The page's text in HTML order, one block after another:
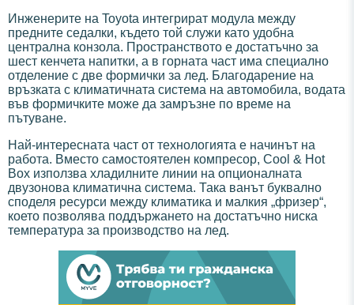
Инженерите на Toyota интегрират модула между
предните седалки, където той служи като удобна
централна конзола. Пространството е достатъчно за
шест кенчета напитки, а в горната част има специално
отделение с две формички за лед. Благодарение на
връзката с климатичната система на автомобила, водата
във формичките може да замръзне по време на
пътуване.
Най-интересната част от технологията е начинът на
работа. Вместо самостоятелен компресор, Cool & Hot
Box използва хладилните линии на опционалната
двузонова климатична система. Така ванът буквално
споделя ресурси между климатика и малкия „фризер“,
което позволява поддържането на достатъчно ниска
температура за производство на лед.